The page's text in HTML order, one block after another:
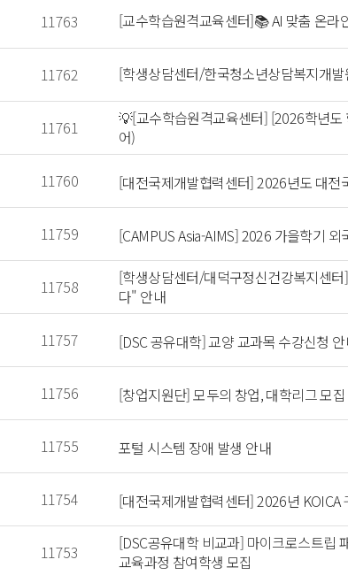
11763 [교수학습원격교육센터]📚 AI 맞춤 온라
11762 [학생상담센터/한국청소년상담복지개
11761
💡[교수학습원격교육센터] [2026학년도
어)
11760 [대전국제개발협력센터] 2026년도 대
11759 [CAMPUS Asia-AIMS] 2026 가을학기
11758
[학생상담센터/대덕구정신건강복지센
다" 안내
11757 [DSC 공유대학] 교양 교과목 수강신청
11756 [창업지원단] 모두의 창업, 대학리그 모
11755 포털 시스템 장애 발생 안내
11754 [대전국제개발협력센터] 2026년 KOICA
11753
[DSC공유대학 비교과] 마이크로스트립
교육과정 참여학생 모집